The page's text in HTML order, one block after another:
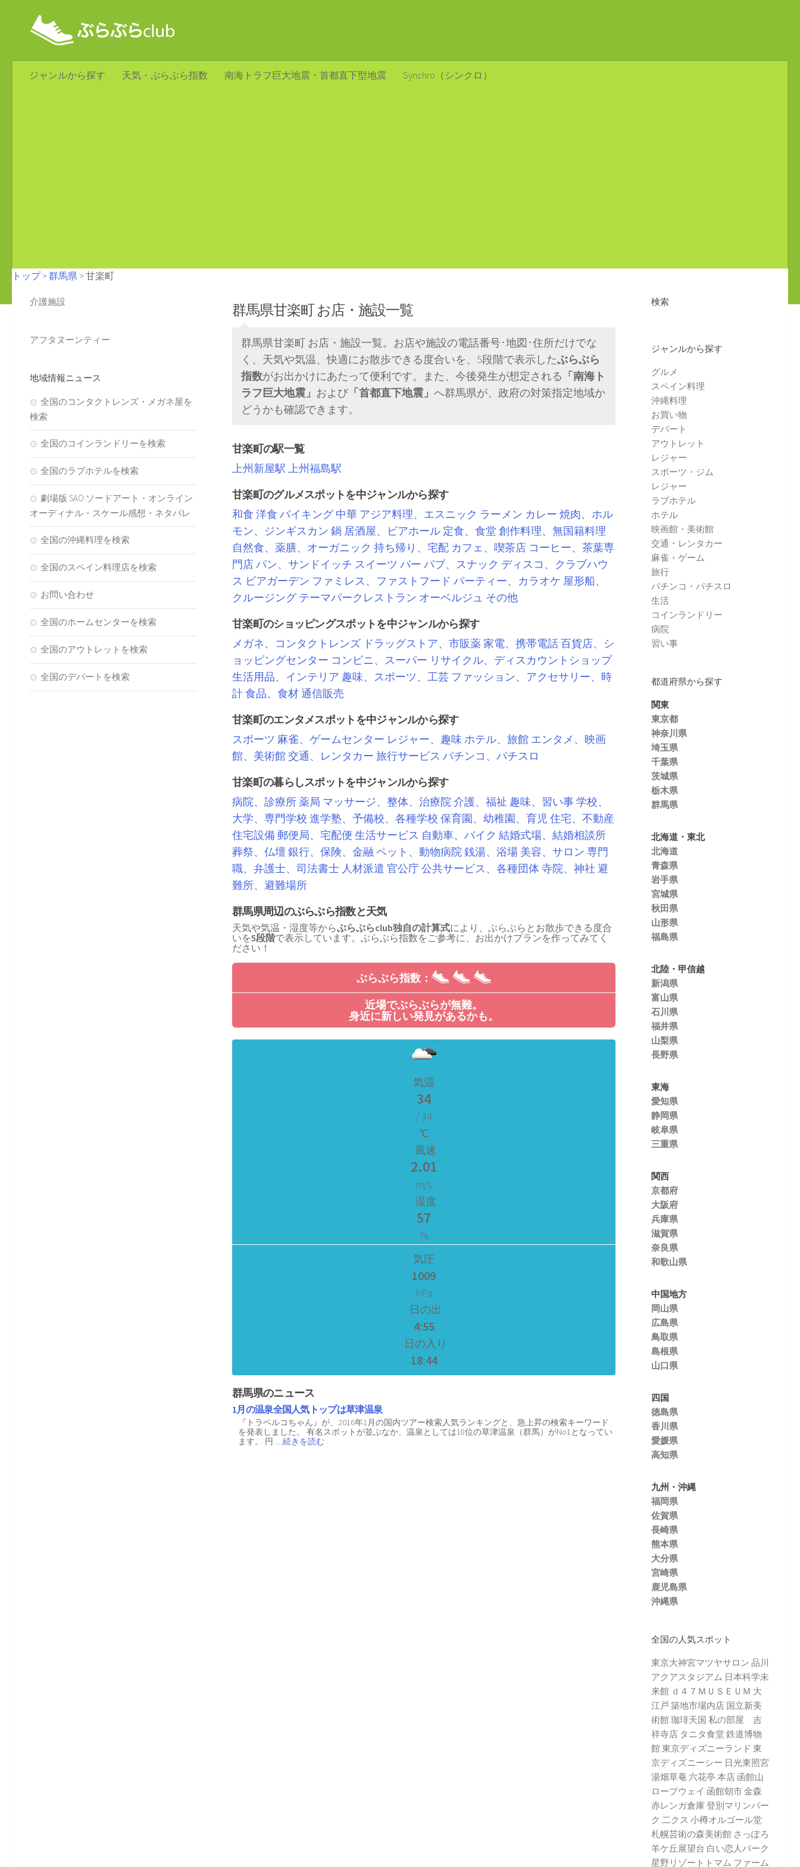
ジャンルから探す 天気・ぶらぶら指数 南海トラフ巨大地震・首都直下型地震 Synchro（シンクロ）
トップ >群馬県 > 甘楽町
群馬県甘楽町 お店・施設一覧
群馬県甘楽町 お店・施設一覧。お店や施設の電話番号･地図･住所だけでな
く、天気や気温、快適にお散歩できる度合いを、5段階で表示したぶらぶら
指数がお出かけにあたって便利です。また、今後発生が想定される 「南海ト
ラフ巨大地震」 および 「首都直下地震」 へ群馬県が、政府の対策指定地域か
どうかも確認できます。
甘楽町の駅一覧
上州新屋駅 上州福島駅
甘楽町のグルメスポットを中ジャンルから探す
和食 洋食 バイキング 中華 アジア料理、エスニック ラーメン カレー 焼肉、ホル
モン、ジンギスカン 鍋 居酒屋、ビアホール 定食、食堂 創作料理、無国籍料理
自然食、薬膳、オーガニック 持ち帰り、宅配 カフェ、喫茶店 コーヒー、茶葉専
門店パン、サンドイッチ スイーツ バー パブ、スナック ディスコ、クラブハウ
ス ビアガーデン ファミレス、ファストフード パーティー、カラオケ 屋形船、
クルージング テーマパークレストラン オーベルジュ その他
甘楽町のショッピングスポットを中ジャンルから探す
メガネ、コンタクトレンズ ドラッグストア、市販薬 家電、携帯電話百貨店、シ
ョッピングセンター コンビニ、スーパー リサイクル、ディスカウントショップ
生活用品、インテリア 趣味、スポーツ、工芸 ファッション、アクセサリー、時
計食品、食材通信販売
甘楽町のエンタメスポットを中ジャンルから探す
スポーツ 麻雀、ゲームセンター レジャー、趣味 ホテル、旅館 エンタメ、映画
館、美術館交通、レンタカー 旅行サービス パチンコ、パチスロ
甘楽町の暮らしスポットを中ジャンルから探す
病院、診療所薬局 マッサージ、整体、治療院介護、福祉 趣味、習い事学校、
大学、専門学校 進学塾、予備校、各種学校 保育園、幼稚園、育児 住宅、不動産
住宅設備郵便局、宅配便 生活サービス 自動車、バイク 結婚式場、結婚相談所
葬祭、仏壇 銀行、保険、金融 ペット、動物病院銭湯、浴場 美容、サロン 専門
職、弁護士、司法書士 人材派遣 官公庁公共サービス、各種団体寺院、神社 避
難所、避難場所
群馬県周辺のぶらぶら指数と天気
天気や気温・湿度等からぶらぶらclub独自の計算式により、ぶらぶらとお散歩できる度合
いを5段階で表示しています。ぶらぶら指数をご参考に、お出かけプランを作ってみてく
ださい！
ぶらぶら指数：
近場でぶらぶらが無難。
身近に新しい発見があるかも。
気温
34
/ 34
℃
風速
2.01
m/s
湿度
57
%
気圧
1009
hPa
日の出
4:55
日の入り
18:44
群馬県のニュース
1月の温泉全国人気トップは草津温泉
『トラベルコちゃん』が、2016年1月の国内ツアー検索人気ランキングと、急上昇の検索キーワード
を発表しました。 有名スポットが並ぶなか、温泉としては18位の草津温泉（群馬）がNo1となってい
ます。 円 …続きを読む
介護施設
アフタヌーンティー
地域情報ニュース
全国のコンタクトレンズ・メガネ屋を
検索
全国のコインランドリーを検索
全国のラブホテルを検索
劇場版 SAO ソードアート・オンライン
オーディナル・スケール感想・ネタバレ
全国の沖縄料理を検索
全国のスペイン料理店を検索
お問い合わせ
全国のホームセンターを検索
全国のアウトレットを検索
全国のデパートを検索
検索
ジャンルから探す
グルメ
スペイン料理
沖縄料理
お買い物
デパート
アウトレット
レジャー
スポーツ・ジム
レジャー
ラブホテル
ホテル
映画館・美術館
交通・レンタカー
麻雀・ゲーム
旅行
パチンコ・パチスロ
生活
コインランドリー
病院
習い事
都道府県から探す
関東
東京都
神奈川県
埼玉県
千葉県
茨城県
栃木県
群馬県
北海道・東北
北海道
青森県
岩手県
宮城県
秋田県
山形県
福島県
北陸・甲信越
新潟県
富山県
石川県
福井県
山梨県
長野県
東海
愛知県
静岡県
岐阜県
三重県
関西
京都府
大阪府
兵庫県
滋賀県
奈良県
和歌山県
中国地方
岡山県
広島県
鳥取県
島根県
山口県
四国
徳島県
香川県
愛媛県
高知県
九州・沖縄
福岡県
佐賀県
長崎県
熊本県
大分県
宮崎県
鹿児島県
沖縄県
全国の人気スポット
東京大神宮マツヤサロン 品川
アクアスタジアム 日本科学未
来館 ｄ４７ＭＵＳＥＵＭ 大
江戸 築地市場内店 国立新美
術館珈琲天国 私の部屋 吉
祥寺店 タニタ食堂 鉄道博物
館東京ディズニーランド 東
京ディズニーシー 日光東照宮
湯畑草菴 六花亭 本店 函館山
ロープウェイ 函館朝市金森
赤レンガ倉庫登別マリンパー
ク 二クス 小樽オルゴール堂
札幌芸術の森美術館 さっぽろ
羊ケ丘展望台 白い恋人パーク
星野リゾートトマム ファーム